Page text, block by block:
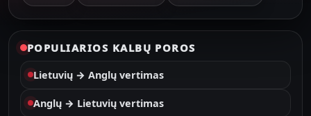
POPULIARIOS KALBŲ POROS
Lietuvių → Anglų vertimas
Anglų → Lietuvių vertimas